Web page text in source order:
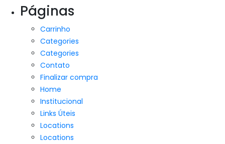
Páginas
Carrinho
Categories
Categories
Contato
Finalizar compra
Home
Institucional
Links Úteis
Locations
Locations